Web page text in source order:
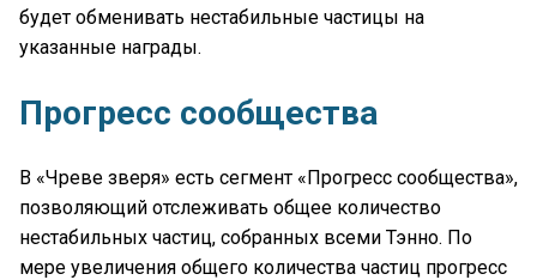
будет обменивать нестабильные частицы на
указанные награды.
Прогресс сообщества
В «Чреве зверя» есть сегмент «Прогресс сообщества»,
позволяющий отслеживать общее количество
нестабильных частиц, собранных всеми Тэнно. По
мере увеличения общего количества частиц прогресс